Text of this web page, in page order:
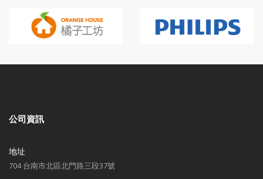
公司資訊
地址
704 台南市北區北門路三段37號